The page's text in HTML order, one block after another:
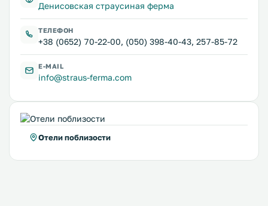
Денисовская страусиная ферма
ТЕЛЕФОН
+38 (0652) 70-22-00, (050) 398-40-43, 257-85-72
E-MAIL
info@straus-ferma.com
Отели поблизости